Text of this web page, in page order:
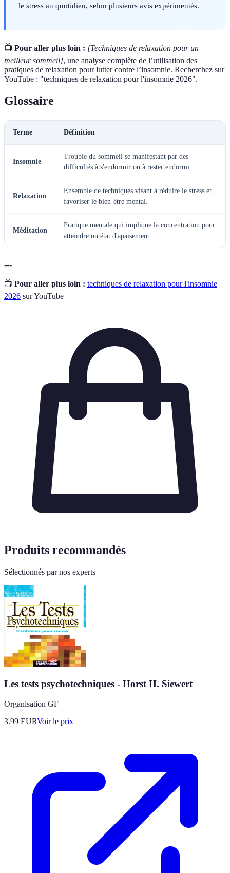
le stress au quotidien, selon plusieurs avis expérimentés.
📺 Pour aller plus loin : [Techniques de relaxation pour un
meilleur sommeil], une analyse complète de l’utilisation des
pratiques de relaxation pour lutter contre l’insomnie. Recherchez sur
YouTube : "techniques de relaxation pour l'insomnie 2026".
Glossaire
Terme Définition
Insomnie
Trouble du sommeil se manifestant par des
difficultés à s'endormir ou à rester endormi.
Relaxation
Ensemble de techniques visant à réduire le stress et
favoriser le bien-être mental.
Méditation
Pratique mentale qui implique la concentration pour
atteindre un état d'apaisement.
---
📺 Pour aller plus loin : techniques de relaxation pour l'insomnie
2026 sur YouTube
Produits recommandés
Sélectionnés par nos experts
Les tests psychotechniques - Horst H. Siewert
Organisation GF
3.99 EURVoir le prix